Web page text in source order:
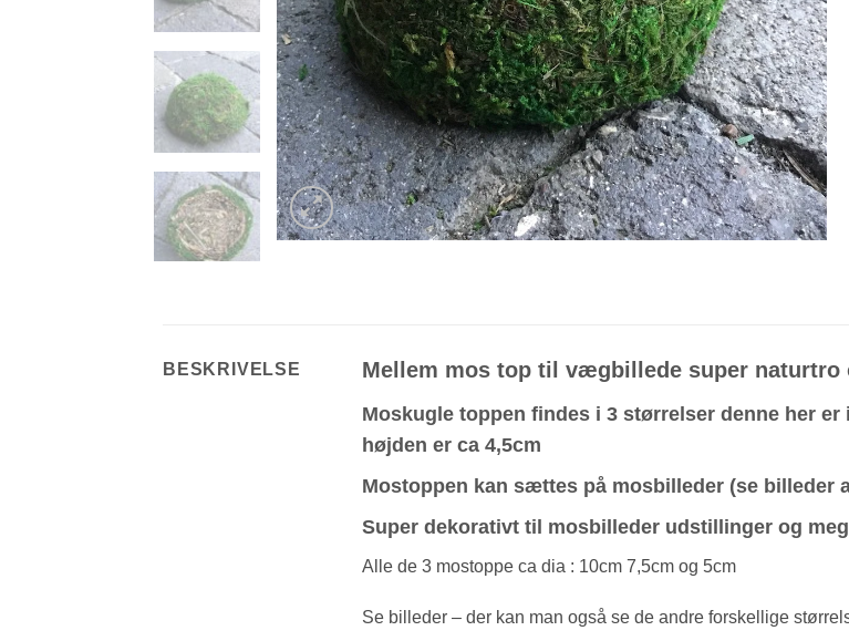
BESKRIVELSE Mellem mos top til vægbillede super naturtro
Moskugle toppen findes i 3 størrelser denne her
højden er ca 4,5cm
Mostoppen kan sættes på mosbilleder (se billeder
Super dekorativt til mosbilleder udstillinger og
Alle de 3 mostoppe ca dia : 10cm 7,5cm og 5cm
Se billeder – der kan man også se de andre forskellige